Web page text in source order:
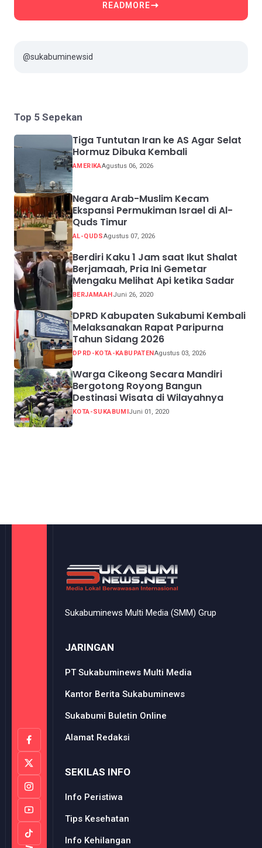
READMORE
@sukabuminewsid
Top 5 Sepekan
Tiga Tuntutan Iran ke AS Agar Selat
Hormuz Dibuka Kembali
AMERIKAAgustus 06, 2026
Negara Arab-Muslim Kecam
Ekspansi Permukiman Israel di Al-
Quds Timur
AL-QUDSAgustus 07, 2026
Berdiri Kaku 1 Jam saat Ikut Shalat
Berjamaah, Pria Ini Gemetar
Mengaku Melihat Api ketika Sadar
BERJAMAAH Juni 26, 2020
DPRD Kabupaten Sukabumi Kembali
Melaksanakan Rapat Paripurna
Tahun Sidang 2026
DPRD-KOTA-KABUPATEN Agustus 03, 2026
Warga Cikeong Secara Mandiri
Bergotong Royong Bangun
Destinasi Wisata di Wilayahnya
KOTA-SUKABUMI Juni 01, 2020
Sukabuminews Multi Media (SMM) Grup
JARINGAN
PT Sukabuminews Multi Media
Kantor Berita Sukabuminews
Sukabumi Buletin Online
Alamat Redaksi
SEKILAS INFO
Info Peristiwa
Tips Kesehatan
Info Kehilangan